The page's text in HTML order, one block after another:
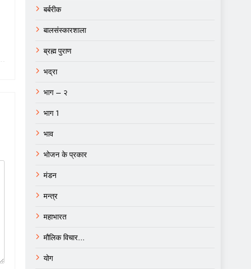
बर्बरीक
बालसंस्कारशाला
ब्रह्म पुराण
भद्रा
भाग – २
भाग 1
भाव
भोजन के प्रकार
मंडन
मन्त्र
महाभारत
मौलिक विचार…
योग